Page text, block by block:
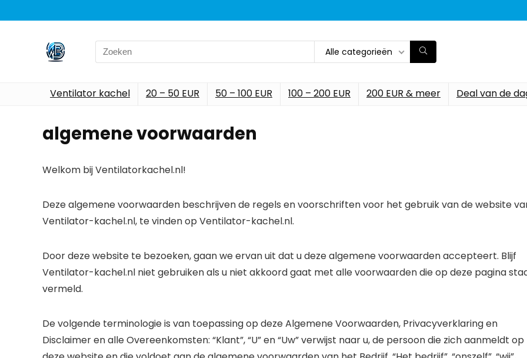
Search
for:
Alle categorieën
Ventilator kachel 20 – 50 EUR 50 – 100 EUR 100 – 200 EUR 200 EUR & meer Deal van de
algemene voorwaarden
Welkom bij Ventilatorkachel.nl!
Deze algemene voorwaarden beschrijven de regels en voorschriften voor het gebruik van de website
Ventilator-kachel.nl, te vinden op Ventilator-kachel.nl.
Door deze website te bezoeken, gaan we ervan uit dat u deze algemene voorwaarden accepteert. Blijf
Ventilator-kachel.nl niet gebruiken als u niet akkoord gaat met alle voorwaarden die op deze pagina
vermeld.
De volgende terminologie is van toepassing op deze Algemene Voorwaarden, Privacyverklaring en
Disclaimer en alle Overeenkomsten: “Klant”, “U” en “Uw” verwijst naar u, de persoon die zich aanmeldt op